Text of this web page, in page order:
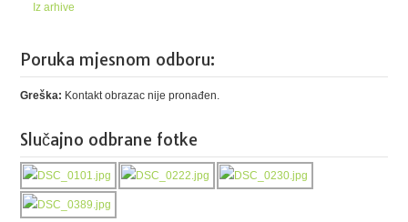
Iz arhive
Poruka mjesnom odboru:
Greška: Kontakt obrazac nije pronađen.
Slučajno odbrane fotke